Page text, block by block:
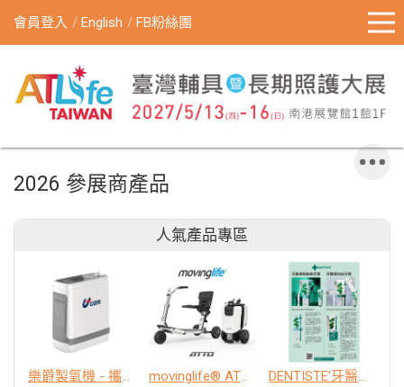
會員登入 English FB粉絲團
2026 參展商產品
人氣產品專區
樂爵製氧機 - 攜帶型 movinglife® ATTO新世代電動代步車 經典款 DENTISTE'牙醫選極敏感牙膏、抗蛀牙膏